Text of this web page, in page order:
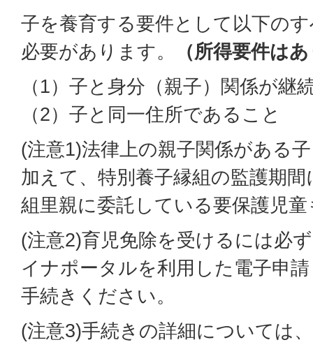
子を養育する要件として以下の
必要があります。
（所得要件は
（1）子と身分（親子）関係が継
（2）子と同一住所であること
(注意1)法律上の親子関係がある
加えて、特別養子縁組の監護期
組里親に委託している要保護児
(注意2)育児免除を受けるには必
イナポータルを利用した電子申
手続きください。
(注意3)手続きの詳細については